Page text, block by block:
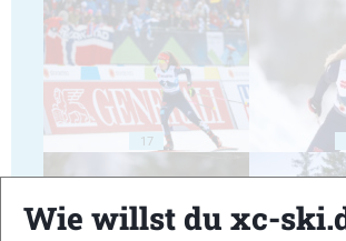
17
Wie willst du xc-